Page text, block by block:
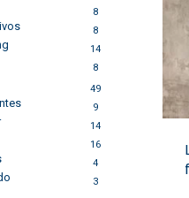
8
8
14
8
49
9
14
16
4
3